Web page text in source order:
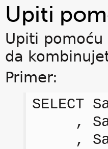
Upiti
Upiti
da
Primer:
SELECT
,
,